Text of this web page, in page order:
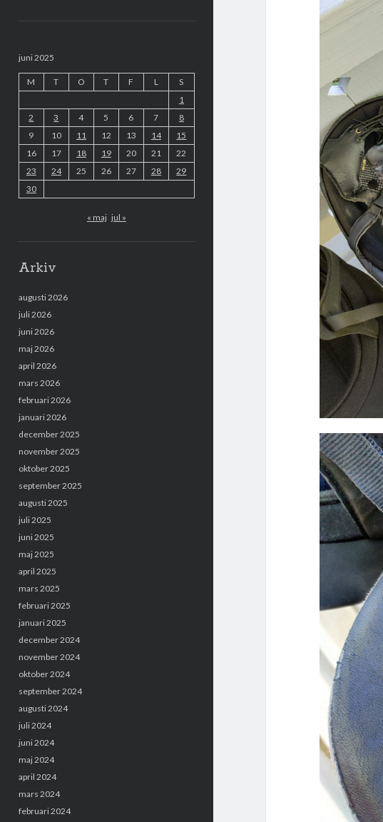
juni 2025
M T O T F L
S
1
2
3 4 5 6 7
8
9
10 11 12 13 14
15
16
17 18 19 20 21
22
23
24 25 26 27 28
29
30
« maj jul »
Arkiv
augusti 2026
juli 2026
juni 2026
maj 2026
april 2026
mars 2026
februari 2026
januari 2026
december 2025
november 2025
oktober 2025
september 2025
augusti 2025
juli 2025
juni 2025
maj 2025
april 2025
mars 2025
februari 2025
januari 2025
december 2024
november 2024
oktober 2024
september 2024
augusti 2024
juli 2024
juni 2024
maj 2024
april 2024
mars 2024
februari 2024